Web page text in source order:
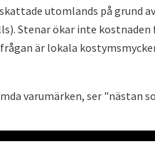
utomlands på grund
Stenar ökar inte
är lokala
varumärken, ser "nästan